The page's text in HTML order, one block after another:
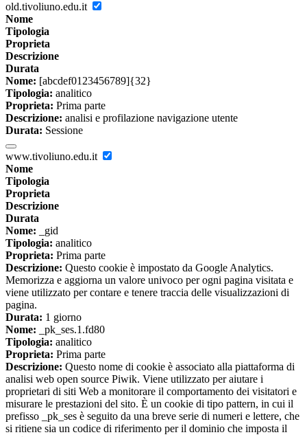
old.tivoliuno.edu.it
Nome
Tipologia
Proprieta
Descrizione
Durata
Nome: [abcdef0123456789]{32}
Tipologia: analitico
Proprieta: Prima parte
Descrizione: analisi e profilazione navigazione utente
Durata: Sessione
www.tivoliuno.edu.it
Nome
Tipologia
Proprieta
Descrizione
Durata
Nome: _gid
Tipologia: analitico
Proprieta: Prima parte
Descrizione: Questo cookie è impostato da Google Analytics.
Memorizza e aggiorna un valore univoco per ogni pagina visitata e
viene utilizzato per contare e tenere traccia delle visualizzazioni di
pagina.
Durata: 1 giorno
Nome: _pk_ses.1.fd80
Tipologia: analitico
Proprieta: Prima parte
Descrizione: Questo nome di cookie è associato alla piattaforma di
analisi web open source Piwik. Viene utilizzato per aiutare i
proprietari di siti Web a monitorare il comportamento dei visitatori e
misurare le prestazioni del sito. È un cookie di tipo pattern, in cui il
prefisso _pk_ses è seguito da una breve serie di numeri e lettere, che
si ritiene sia un codice di riferimento per il dominio che imposta il